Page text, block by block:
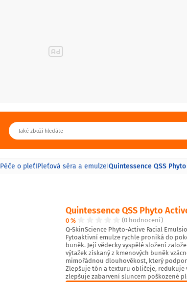
Péče o pleť|Pleťová séra a emulze|Quintessence QSS
Quintessence QSS Phyto
0 %
(0 hodnocení)
Q-SkinScience Phyto-Active Facial
Fytoaktivní emulze rychle proniká do
buněk. Její vědecky vyspělé složení
výtažek získaný z kmenových buněk
mimořádnou dlouhověkost, který
Zlepšuje tón a texturu obličeje, redukuje
zlepšuje zabarvení sluncem poškozené